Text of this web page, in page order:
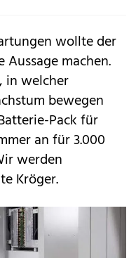
wollte der
machen.
in welcher
bewegen
Pack für
an für 3.000
werden
Kröger.